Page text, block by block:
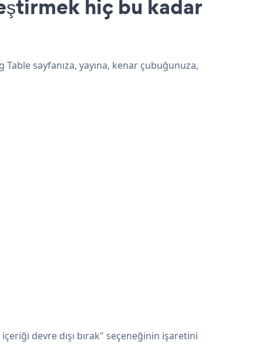
hiç bu kadar
sayfanıza, yayına, kenar çubuğunuza,
devre dışı bırak" seçeneğinin işaretini